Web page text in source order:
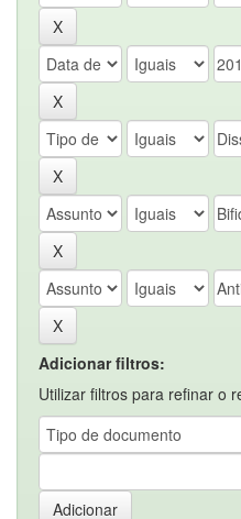
Adicionar filtros:
Utilizar filtros para refinar o